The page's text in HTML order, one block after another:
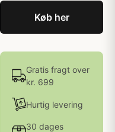
Køb her
Gratis fragt over
kr. 699
Hurtig levering
30 dages